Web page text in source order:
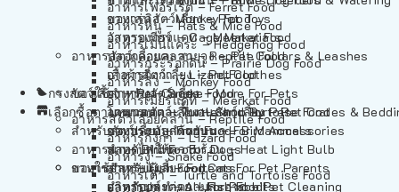
อาหารเฟอร์เร็ต – Ferret Food
อาหารหนู – Rats & Mice Food
อาหารเม่นแคระ – Hedgehog Food
อาหารกระรอกดิน – Prairie Dog Food
อาหารลิง – Monkey Food
อาหารเมียร์แคท – Meerkat Food
อาหารสัตว์เลี้อยคลาน – Reptile Food
อาหารกิ้งก่า – Lizard Food
อาหารงู – Snake Food
อาหารเต่า – Turtle and Tortoise Food
อาหารลิง – Monkey Food
อาหารเมียร์แคท – Meerkat Food
อาหารสัตว์เลี้อยคลาน – Reptile Food
อาหารกิ้งก่า – Lizard Food
อาหารงู – Snake Food
อาหารเต่า – Turtle and Tortoise Food
อาหารกบ – Frog Food
อาหารนก – Bird Food
อาหารปลา – Fish Food
อาหารปลา – All Fish Food
ของเล่นสัตว์เลี้ยง – Pet Toys
วัสดุรองกรง – Cage Materials
ปลอกคอและสายจูง – Pet Collars & Leashes
เสื้อผ้าสัตว์เลี้ยง – Pet Clothes
ของใช้สำหรับสัตว์เลี้ยง – More For Pets
โดมนอนและที่นอนสัตว์เลี้ยง – Pet Crates &
ของประดับสำหรับนก – Bird Accessories
หลอดไฟให้ความร้อน – Heat Light Bulb
ของใช้สำหรับผู้เลี้ยง – Items For Pet Parents
ผลิตภัณฑ์ทำความสะอาด – Pet Cleaning
กรงสัตว์เลี้ยง – Pet Cages
เลือกซื้อตามหมวดสัตว์เลี้ยง – Shop By Pet
สำหรับสัตว์เลี้ยงลูกด้วยนม – For Mammals
สำหรับสุนัข – For Dogs
สำหรับแมว – For Cats
สำหรับกระต่าย – For Rabbits